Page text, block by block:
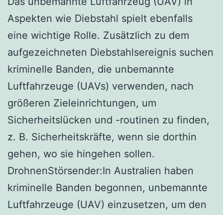
Aspekten wie Diebstahl spielt ebenfalls
eine wichtige Rolle. Zusätzlich zu dem
aufgezeichneten Diebstahlsereignis suchen
kriminelle Banden, die unbemannte
Luftfahrzeuge (UAVs) verwenden, nach
größeren Zieleinrichtungen, um
Sicherheitslücken und -routinen zu finden,
z. B. Sicherheitskräfte, wenn sie dorthin
gehen, wo sie hingehen sollen.
DrohnenStörsender:In Australien haben
kriminelle Banden begonnen, unbemannte
Luftfahrzeuge (UAV) einzusetzen, um den